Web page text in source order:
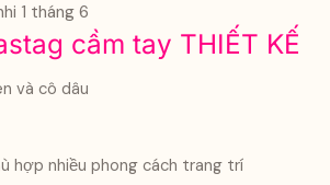
1 tháng 6
cầm tay THIẾT KẾ
và cô dâu
hợp nhiều phong cách trang trí